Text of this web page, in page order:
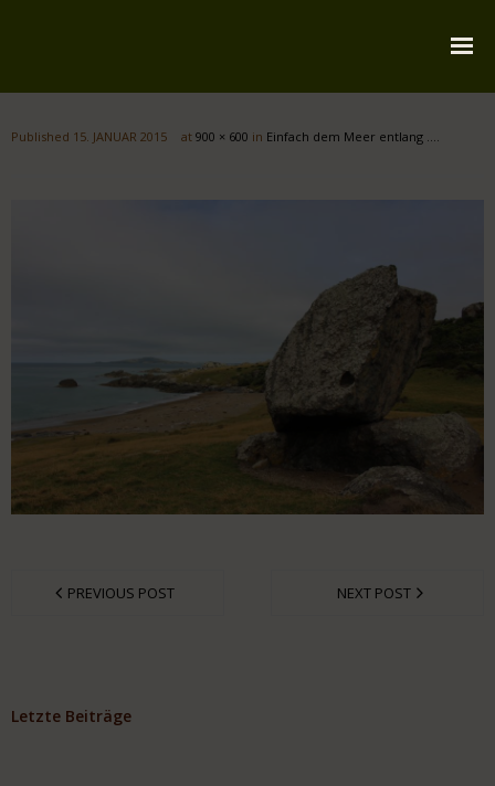
Datenschutz
Published 15. JANUAR 2015 at 900 × 600 in Einfach dem Meer entlang ….
PREVIOUS POST NEXT POST
Letzte Beiträge